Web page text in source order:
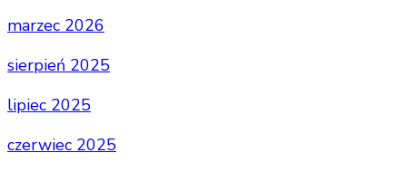
marzec 2026
sierpień 2025
lipiec 2025
czerwiec 2025